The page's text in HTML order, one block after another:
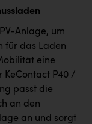
Anlage, um
für das Laden
eine
KeContact P40 /
passt die
an den
an und sorgt